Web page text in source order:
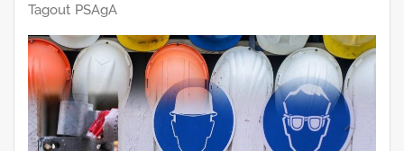
Tagout PSAgA